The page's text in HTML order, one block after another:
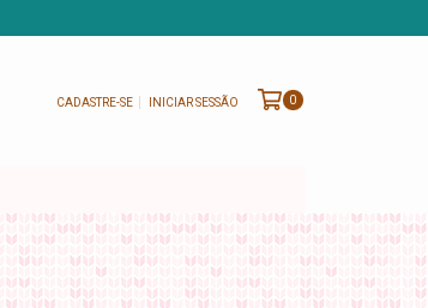
CADASTRE-SE INICIAR SESSÃO 0